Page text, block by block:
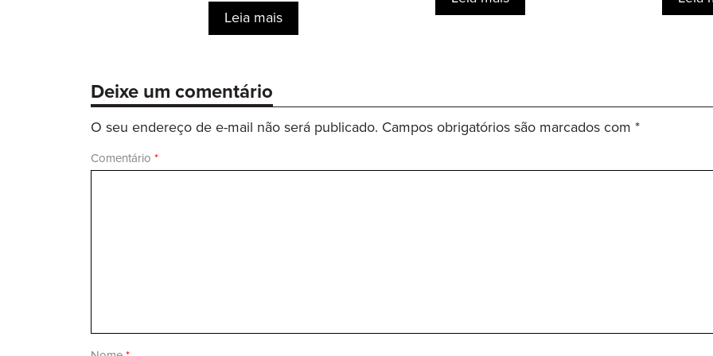
Leia mais
Deixe um comentário
O seu endereço de e-mail não será publicado. Campos obrigatórios são marcados com *
Comentário *